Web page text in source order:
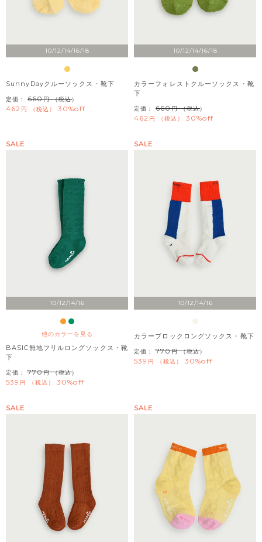
10/12/14/16/18
SunnyDayクルーソックス・靴下
定価： 660 （税込）
462 税込 30%off
10/12/14/16/18
カラーフォレストクルーソックス・靴
下
定価： 660 （税込）
462 税込 30%off
10/12/14/16
他のカラーを見る
SALE
BASIC無地フリルロングソックス・靴
下
定価： 770 （税込）
539 税込 30%off
10/12/14/16
SALE
カラーブロックロングソックス・靴下
定価： 770 （税込）
539 税込 30%off
SALE SALE